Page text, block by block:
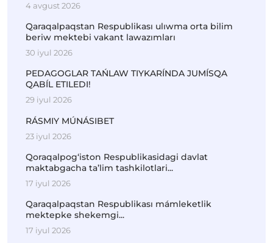
4 avgust 2026
Qaraqalpaqstan Respublikası ulıwma orta bilim
beriw mektebi vakant lawazımları
30 iyul 2026
PEDAGOGLAR TAŃLAW TIYKARÍNDA JUMÍSQA
QABÍL ETILEDI!
29 iyul 2026
RÁSMIY MÚNÁSIBET
23 iyul 2026
Qoraqalpog‘iston Respublikasidagi davlat
maktabgacha ta’lim tashkilotlari...
17 iyul 2026
Qaraqalpaqstan Respublikası mámleketlik
mektepke shekemgi...
17 iyul 2026